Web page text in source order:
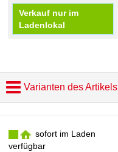
Verkauf nur im
Ladenlokal
Varianten des Artikels
sofort im Laden
verfügbar